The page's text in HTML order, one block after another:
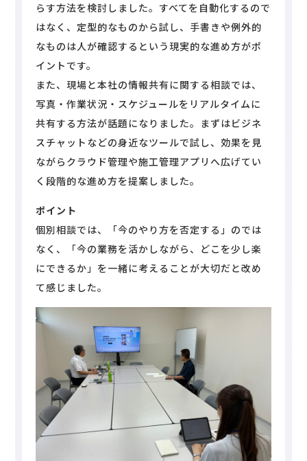
らす方法を検討しました。すべてを自動化するので
はなく、定型的なものから試し、手書きや例外的
なものは人が確認するという現実的な進め方がポ
イントです。
また、現場と本社の情報共有に関する相談では、
写真・作業状況・スケジュールをリアルタイムに
共有する方法が話題になりました。まずはビジネ
スチャットなどの身近なツールで試し、効果を見
ながらクラウド管理や施工管理アプリへ広げてい
く段階的な進め方を提案しました。
ポイント
個別相談では、「今のやり方を否定する」のでは
なく、「今の業務を活かしながら、どこを少し楽
にできるか」を一緒に考えることが大切だと改め
て感じました。